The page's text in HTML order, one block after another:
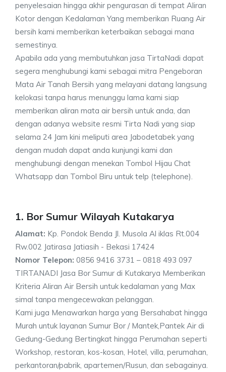
penyelesaian hingga akhir pengurasan di tempat Aliran
Kotor dengan Kedalaman Yang memberikan Ruang Air
bersih kami memberikan keterbaikan sebagai mana
semestinya.
Apabila ada yang membutuhkan jasa TirtaNadi dapat
segera menghubungi kami sebagai mitra Pengeboran
Mata Air Tanah Bersih yang melayani datang langsung
kelokasi tanpa harus menunggu lama kami siap
memberikan aliran mata air bersih untuk anda, dan
dengan adanya website resmi Tirta Nadi yang siap
selama 24 Jam kini meliputi area Jabodetabek yang
dengan mudah dapat anda kunjungi kami dan
menghubungi dengan menekan Tombol Hijau Chat
Whatsapp dan Tombol Biru untuk telp (telephone).
1. Bor Sumur Wilayah Kutakarya
Alamat: Kp. Pondok Benda Jl. Musola Al iklas Rt.004
Rw.002 Jatirasa Jatiasih - Bekasi 17424
Nomor Telepon: 0856 9416 3731 – 0818 493 097
TIRTANADI Jasa Bor Sumur di Kutakarya Memberikan
Kriteria Aliran Air Bersih untuk kedalaman yang Max
simal tanpa mengecewakan pelanggan.
Kami juga Menawarkan harga yang Bersahabat hingga
Murah untuk layanan Sumur Bor / Mantek,Pantek Air di
Gedung-Gedung Bertingkat hingga Perumahan seperti
Workshop, restoran, kos-kosan, Hotel, villa, perumahan,
perkantoran/pabrik, apartemen/Rusun, dan sebagainya.